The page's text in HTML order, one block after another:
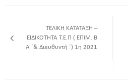
ΤΕΛΙΚΗ ΚΑΤΑΤΑΞΗ –
ΕΙΔΙΚΟΤΗΤΑ Τ.Ε.Π ( ΕΠΙΜ. Β
Α ΄& Διευθυντή ΄) 1η 2021